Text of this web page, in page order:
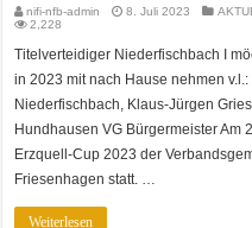
nifi-nfb-admin 8. Juli 2023
2,228
Titelverteidiger Niederfischbach I
in 2023 mit nach Hause nehmen
Niederfischbach, Klaus-Jürgen
Hundhausen VG Bürgermeister Am
Erzquell-Cup 2023 der
Friesenhagen statt. …
Weiterlesen